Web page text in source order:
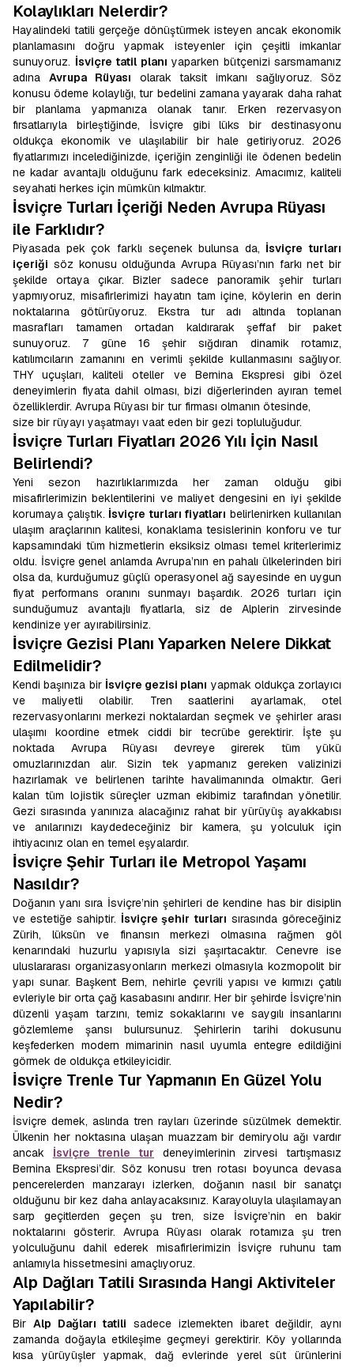
Kolaylıkları Nelerdir?
Hayalindeki tatili gerçeğe dönüştürmek isteyen ancak ekonomik
planlamasını doğru yapmak isteyenler için çeşitli imkanlar
sunuyoruz. İsviçre tatil planı yaparken bütçenizi sarsmamanız
adına Avrupa Rüyası olarak taksit imkanı sağlıyoruz. Söz
konusu ödeme kolaylığı, tur bedelini zamana yayarak daha rahat
bir planlama yapmanıza olanak tanır. Erken rezervasyon
fırsatlarıyla birleştiğinde, İsviçre gibi lüks bir destinasyonu
oldukça ekonomik ve ulaşılabilir bir hale getiriyoruz. 2026
fiyatlarımızı incelediğinizde, içeriğin zenginliği ile ödenen bedelin
ne kadar avantajlı olduğunu fark edeceksiniz. Amacımız, kaliteli
seyahati herkes için mümkün kılmaktır.
İsviçre Turları İçeriği Neden Avrupa Rüyası
ile Farklıdır?
Piyasada pek çok farklı seçenek bulunsa da, İsviçre turları
içeriği söz konusu olduğunda Avrupa Rüyası’nın farkı net bir
şekilde ortaya çıkar. Bizler sadece panoramik şehir turları
yapmıyoruz, misafirlerimizi hayatın tam içine, köylerin en derin
noktalarına götürüyoruz. Ekstra tur adı altında toplanan
masrafları tamamen ortadan kaldırarak şeffaf bir paket
sunuyoruz. 7 güne 16 şehir sığdıran dinamik rotamız,
katılımcıların zamanını en verimli şekilde kullanmasını sağlıyor.
THY uçuşları, kaliteli oteller ve Bernina Ekspresi gibi özel
deneyimlerin fiyata dahil olması, bizi diğerlerinden ayıran temel
özelliklerdir. Avrupa Rüyası bir tur firması olmanın ötesinde,
size bir rüyayı yaşatmayı vaat eden bir gezi topluluğudur.
İsviçre Turları Fiyatları 2026 Yılı İçin Nasıl
Belirlendi?
Yeni sezon hazırlıklarımızda her zaman olduğu gibi
misafirlerimizin beklentilerini ve maliyet dengesini en iyi şekilde
korumaya çalıştık. İsviçre turları fiyatları belirlenirken kullanılan
ulaşım araçlarının kalitesi, konaklama tesislerinin konforu ve tur
kapsamındaki tüm hizmetlerin eksiksiz olması temel kriterlerimiz
oldu. İsviçre genel anlamda Avrupa’nın en pahalı ülkelerinden biri
olsa da, kurduğumuz güçlü operasyonel ağ sayesinde en uygun
fiyat performans oranını sunmayı başardık. 2026 turları için
sunduğumuz avantajlı fiyatlarla, siz de Alplerin zirvesinde
kendinize yer ayırabilirsiniz.
İsviçre Gezisi Planı Yaparken Nelere Dikkat
Edilmelidir?
Kendi başınıza bir İsviçre gezisi planı yapmak oldukça zorlayıcı
ve maliyetli olabilir. Tren saatlerini ayarlamak, otel
rezervasyonlarını merkezi noktalardan seçmek ve şehirler arası
ulaşımı koordine etmek ciddi bir tecrübe gerektirir. İşte şu
noktada Avrupa Rüyası devreye girerek tüm yükü
omuzlarınızdan alır. Sizin tek yapmanız gereken valizinizi
hazırlamak ve belirlenen tarihte havalimanında olmaktır. Geri
kalan tüm lojistik süreçler uzman ekibimiz tarafından yönetilir.
Gezi sırasında yanınıza alacağınız rahat bir yürüyüş ayakkabısı
ve anılarınızı kaydedeceğiniz bir kamera, şu yolculuk için
ihtiyacınız olan en temel eşyalardır.
İsviçre Şehir Turları ile Metropol Yaşamı
Nasıldır?
Doğanın yanı sıra İsviçre’nin şehirleri de kendine has bir disiplin
ve estetiğe sahiptir. İsviçre şehir turları sırasında göreceğiniz
Zürih, lüksün ve finansın merkezi olmasına rağmen göl
kenarındaki huzurlu yapısıyla sizi şaşırtacaktır. Cenevre ise
uluslararası organizasyonların merkezi olmasıyla kozmopolit bir
yapı sunar. Başkent Bern, nehirle çevrili yapısı ve kırmızı çatılı
evleriyle bir orta çağ kasabasını andırır. Her bir şehirde İsviçre’nin
düzenli yaşam tarzını, temiz sokaklarını ve saygılı insanlarını
gözlemleme şansı bulursunuz. Şehirlerin tarihi dokusunu
keşfederken modern mimarinin nasıl uyumla entegre edildiğini
görmek de oldukça etkileyicidir.
İsviçre Trenle Tur Yapmanın En Güzel Yolu
Nedir?
İsviçre demek, aslında tren rayları üzerinde süzülmek demektir.
Ülkenin her noktasına ulaşan muazzam bir demiryolu ağı vardır
ancak İsviçre trenle tur deneyimlerinin zirvesi tartışmasız
Bernina Ekspresi’dir. Söz konusu tren rotası boyunca devasa
pencerelerden manzarayı izlerken, doğanın nasıl bir sanatçı
olduğunu bir kez daha anlayacaksınız. Karayoluyla ulaşılamayan
sarp geçitlerden geçen şu tren, size İsviçre’nin en bakir
noktalarını gösterir. Avrupa Rüyası olarak rotamıza şu tren
yolculuğunu dahil ederek misafirlerimizin İsviçre ruhunu tam
anlamıyla hissetmesini amaçlıyoruz.
Alp Dağları Tatili Sırasında Hangi Aktiviteler
Yapılabilir?
Bir Alp Dağları tatili sadece izlemekten ibaret değildir, aynı
zamanda doğayla etkileşime geçmeyi gerektirir. Köy yollarında
kısa yürüyüşler yapmak, dağ evlerinde yerel süt ürünlerini